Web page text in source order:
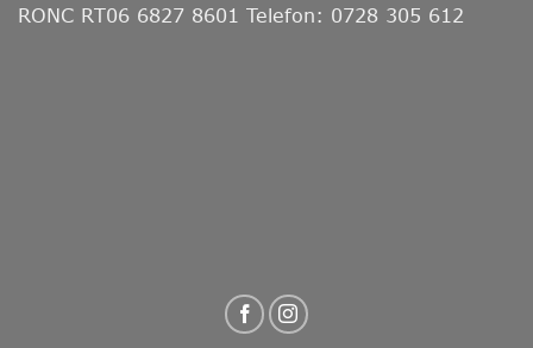
RONC RT06 6827 8601 Telefon: 0728 305 612